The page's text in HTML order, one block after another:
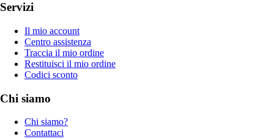
Servizi
Il mio account
Centro assistenza
Traccia il mio ordine
Restituisci il mio ordine
Codici sconto
Chi siamo
Chi siamo?
Contattaci